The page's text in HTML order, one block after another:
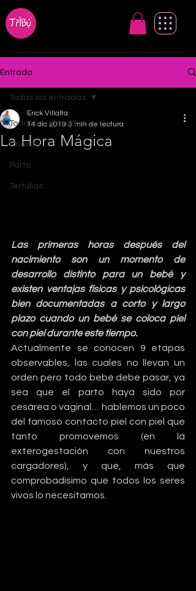
Entrada
Todas las entradas
Crianza
Parto
Tertulias
Todas las entradas
La Hora Mágica
Erick Villalta
14 dic 2019 3 min de lectura
Las primeras horas después del
nacimiento son un momento de
desarrollo distinto para un bebé y
existen ventajas físicas y psicológicas
bien documentadas a corto y largo
plazo cuando un bebé se coloca piel
con piel durante este tiempo.
Actualmente se conocen 9 etapas
observables, las cuales no llevan un
orden pero todo bebé debe pasar, ya
sea que el parto haya sido por
cesárea o vaginal… hablemos un poco
del famoso contacto piel con piel que
tanto promovemos (en la
exterogestación con nuestros
cargadores), y que, más que
comprobadísimo que todos los seres
vivos lo necesitamos.